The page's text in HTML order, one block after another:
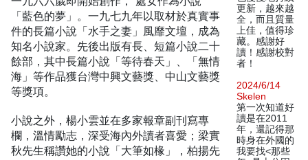
「藍色的夢」。一九七九年以取材於真實事
件的長篇小說「水手之妻」風靡文壇，成為
知名小說家。先後出版有長、短篇小說二十
餘部，其中長篇小說「等待春天」、「無情
海」等作品獲台灣中興文藝獎、中山文藝獎
等獎項。
小說之外，楊小雲並在多家報章副刊寫專
欄，溫情勵志，深受海內外讀者喜愛；梁實
秋先生稱讚她的小說「大筆如椽」，柏揚先
更新，越來越
全，而且質量
上佳，值得珍
藏。感謝好
讀！感謝校對
者！
2024/6/14
Skelen
第一次知道好
讀是在2011
年，還記得那
時身在外國的
我要找<那些